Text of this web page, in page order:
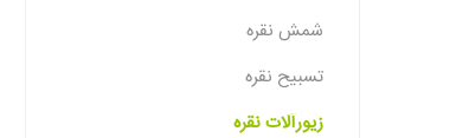
شمش نقره
تسبیح نقره
زیورآلات نقره